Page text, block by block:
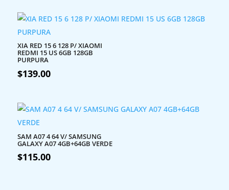
XIA RED 15 6 128 P/ XIAOMI
REDMI 15 US 6GB 128GB
PURPURA
$139.00
SAM A07 4 64 V/ SAMSUNG
GALAXY A07 4GB+64GB VERDE
$115.00